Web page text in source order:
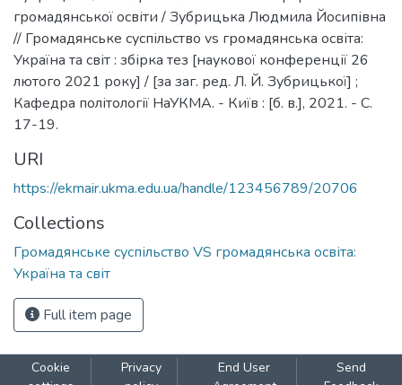
громадянської освіти / Зубрицька Людмила Йосипівна
// Громадянське суспільство vs громадянська освіта:
Україна та світ : збірка тез [наукової конференції 26
лютого 2021 року] / [за заг. ред. Л. Й. Зубрицької] ;
Кафедра політології НаУКМА. - Київ : [б. в.], 2021. - С.
17-19.
URI
https://ekmair.ukma.edu.ua/handle/123456789/20706
Collections
Громадянське суспільство VS громадянська освіта:
Україна та світ
Full item page
Cookie
Privacy
End User
Send